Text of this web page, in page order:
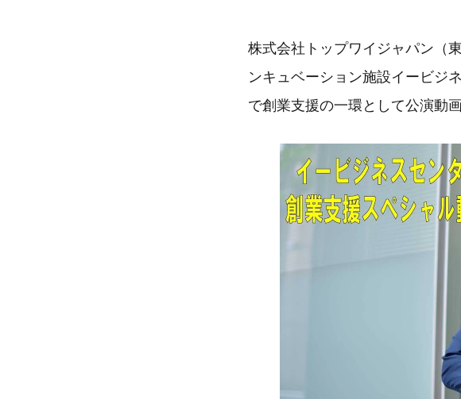
株式会社トップワイジャパン（
ンキュベーション施設イービジ
で創業支援の一環として公演動